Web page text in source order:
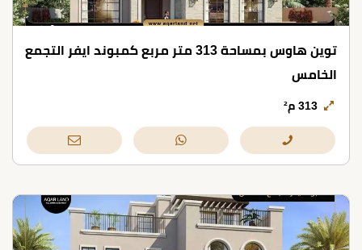
توين هاوس بمساحة 313 متر مربع كمبوند ايفر التجمع
الخامس
313 م²